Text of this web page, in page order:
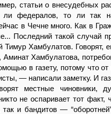
статьи о внесудебных
ли федералов, то ли так
в Чечне много. Как в
Последний такой случай
Тимур Хамбулатов. Говорят,
Хамбулатова,
в газету, потому что
— написали заметку. И
местные чиновники,
не оспаривает тот
так и бандитов —